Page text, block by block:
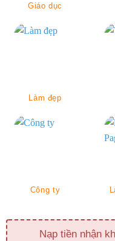
Giáo dục
Làm đẹp
Công ty
Nạp tiền nhận